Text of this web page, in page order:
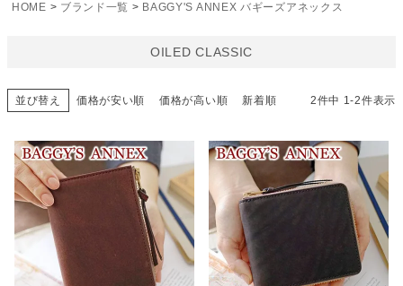
HOME ブランド一覧 BAGGY'S ANNEX バギーズアネックス
OILED CLASSIC
並び替え 価格が安い順 価格が高い順 新着順 2件中 1-2件表示